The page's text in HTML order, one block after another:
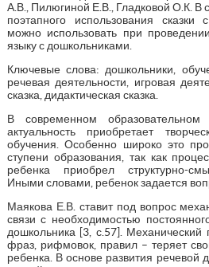
А.В., Пилюгиной Е.В., Гладковой О.К. В
поэтапного использования
можно использовать при
языку с дошкольниками.
Ключевые слова: дошкольники,
речевая деятельности, игровая
сказка, дидактическая сказка.
В современном
актуальность приобретает
обучения. Особенно широко это
ступени образования, так как
ребенка приобрел структурно-
Иными словами, ребенок задается
Маякова Е.В. ставит под вопрос
связи с необходимостью
дошкольника [3, с.57]. Механический
фраз, рифмовок, правил – теряет
ребенка. В основе развития речевой